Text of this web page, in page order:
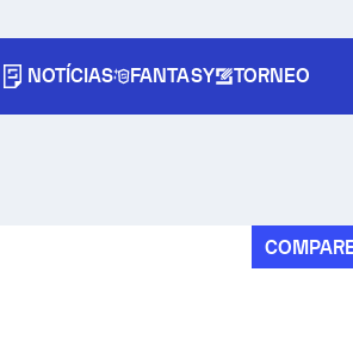
NOTÍCIAS FANTASY TORNEO